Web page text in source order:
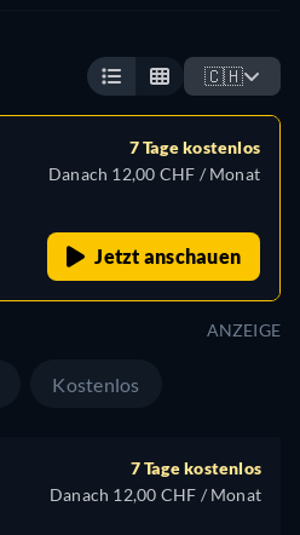
🇨🇭
7 Tage kostenlos
Danach 12,00 CHF / Monat
Jetzt anschauen
ANZEIGE
Kostenlos
7 Tage kostenlos
Danach 12,00 CHF / Monat